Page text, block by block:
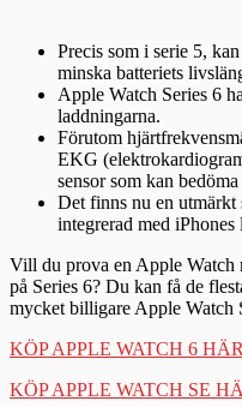
Precis som i serie 5,
minska batteriets
Apple Watch Series 6
laddningarna.
Förutom
EKG
sensor som kan
Det finns nu en utmärkt
integrerad med iPhones
Vill du prova en Apple Watch
på Series 6? Du kan få de
mycket billigare Apple Watch
KÖP APPLE WATCH 6 HÄR
KÖP APPLE WATCH SE